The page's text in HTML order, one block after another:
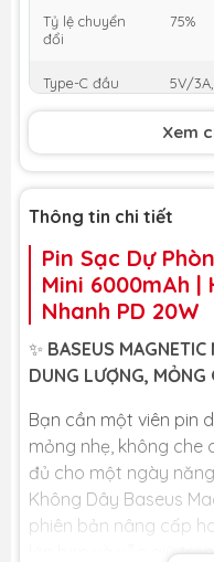
Tỷ lệ chuyển
đổi
75%
Type-C đầu
5V/
Sạc không dây 15W
Trọng lượng 146g
Màu sắc Đen,
Xem
Thông tin chi tiết
Pin Sạc Dự
Mini 6000mAh |
Nhanh PD 20W
✨ BASEUS
DUNG LƯỢNG, MỎNG
Bạn cần một viên pin
mỏng nhẹ, không che
đủ cho một ngày
Không Dây Baseus
phiên bản nâng cấp
lớn hơn và vẫn giữ